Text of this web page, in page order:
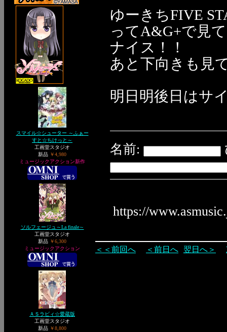
スマイル☆シューター ～ふぁー
すと☆ちけっと～
工画堂スタジオ
新品 ￥4,980
ミュージックアクション新作
ソルフェージュ～La finale～
工画堂スタジオ
新品 ￥6,300
ミュージックアクション
ＡＳラビィ☆愛蔵版
工画堂スタジオ
新品 ￥8,800
ゆーきちFIVE
ってA&G+で見
ナイス！！
あと下向きも見
明日明後日はサ
名前:
https://
＜＜前回へ ＜前日へ 翌日へ＞